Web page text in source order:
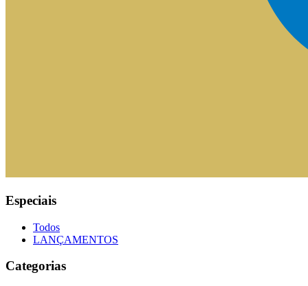
Especiais
Todos
LANÇAMENTOS
Categorias